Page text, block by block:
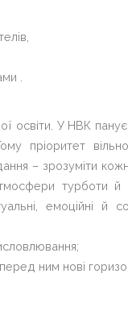
.
освіти. У НВК
пріоритет
– зрозуміти
турботи й
емоційні й
ним нові